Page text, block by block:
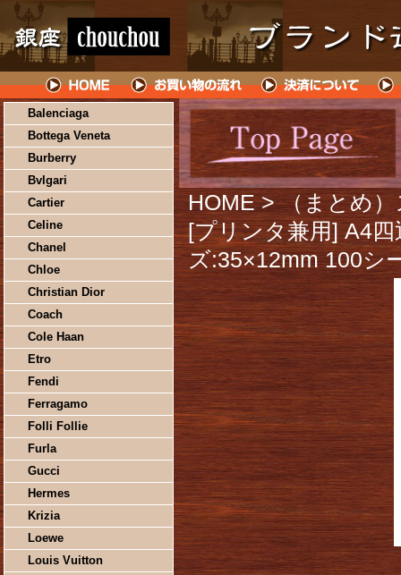
Balenciaga
Bottega Veneta
Burberry
Bvlgari
Cartier
Celine
Chanel
Chloe
Christian Dior
Coach
Cole Haan
Etro
Fendi
Ferragamo
Folli Follie
Furla
Gucci
Hermes
Krizia
Loewe
Louis Vuitton
HOME > （まとめ
[プリンタ兼用] A4
ズ:35×12mm 100シ